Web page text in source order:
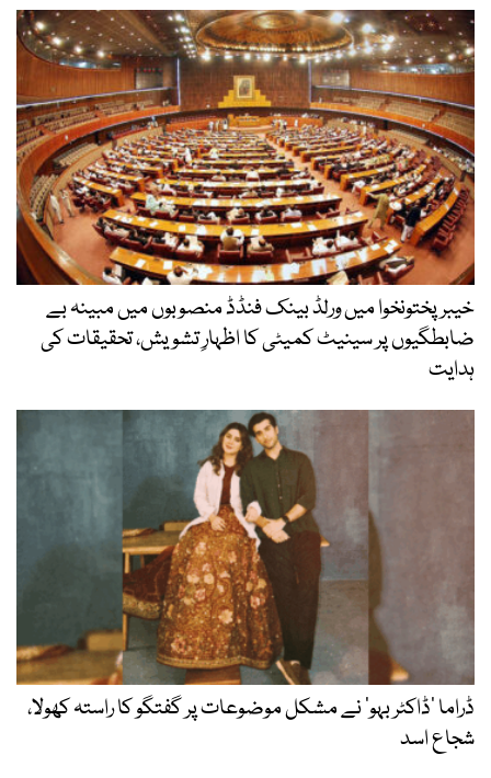
خیبرپختونخوا میں ورلڈ بینک فنڈڈ منصوبوں میں مبینہ بے
ضابطگیوں پر سینیٹ کمیٹی کا اظہارِ تشویش، تحقیقات کی
ہدایت
ڈراما ’ڈاکٹر بہو‘ نے مشکل موضوعات پر گفتگو کا راستہ کھولا،
شجاع اسد